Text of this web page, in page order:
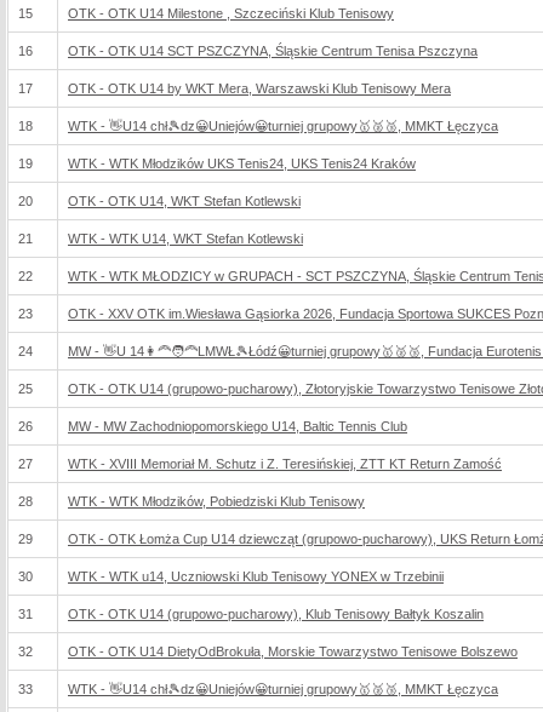
15 OTK - OTK U14 Milestone , Szczeciński Klub Tenisowy
16 OTK - OTK U14 SCT PSZCZYNA, Śląskie Centrum Tenisa Pszczyna
17 OTK - OTK U14 by WKT Mera, Warszawski Klub Tenisowy Mera
18 WTK - 👋U14 chł🎾dz😀Uniejów😀turniej grupowy🥇🥈🥉, MMKT Łęczyca
19 WTK - WTK Młodzików UKS Tenis24, UKS Tenis24 Kraków
20 OTK - OTK U14, WKT Stefan Kotlewski
21 WTK - WTK U14, WKT Stefan Kotlewski
22 WTK - WTK MŁODZICY w GRUPACH - SCT PSZCZYNA, Śląskie Centrum
23 OTK - XXV OTK im.Wiesława Gąsiorka 2026, Fundacja Sportowa SUKCES
24 MW - 👋U 14👩‍🦰🧑‍🦰LMWŁ🎾Łódź😀turniej grupowy🥇🥈🥉, Fundacja
25 OTK - OTK U14 (grupowo-pucharowy), Złotoryjskie Towarzystwo Tenisowe
26 MW - MW Zachodniopomorskiego U14, Baltic Tennis Club
27 WTK - XVIII Memoriał M. Schutz i Z. Teresińskiej, ZTT KT Return Zamość
28 WTK - WTK Młodzików, Pobiedziski Klub Tenisowy
29 OTK - OTK Łomża Cup U14 dziewcząt (grupowo-pucharowy), UKS Return
30 WTK - WTK u14, Uczniowski Klub Tenisowy YONEX w Trzebinii
31 OTK - OTK U14 (grupowo-pucharowy), Klub Tenisowy Bałtyk Koszalin
32 OTK - OTK U14 DietyOdBrokuła, Morskie Towarzystwo Tenisowe Bolszewo
33 WTK - 👋U14 chł🎾dz😀Uniejów😀turniej grupowy🥇🥈🥉, MMKT Łęczyca